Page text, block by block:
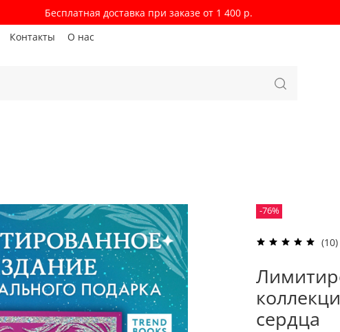
Бесплатная доставка при заказе от 1 400 р.
Контакты О нас
-76%
(10)
сердца